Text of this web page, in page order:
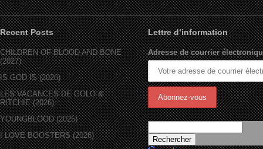
Recent Posts
CHILDREN OF BLOOD AND BONE
(2027)
IS GOD IS (2026)
LES VACANCES DE GOLO &
RITCHIE (2026)
YOUNGBLOOD (2025)
I LOVE BOOSTERS (2026)
Lettre d’information
Adresse de courrier